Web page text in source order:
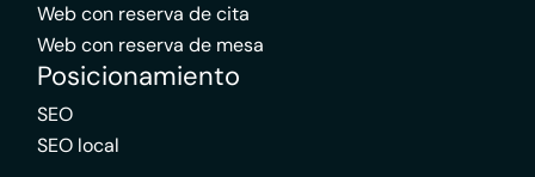
Web con reserva de cita
Web con reserva de mesa
Posicionamiento
SEO
SEO local